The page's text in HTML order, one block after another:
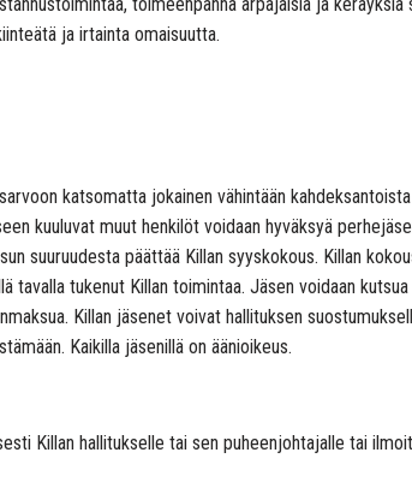
ja irtainta omaisuutta.
katsomatta jokainen vähintään
kuuluvat muut henkilöt voidaan hyväksyä
suuruudesta päättää Killan syyskokous. Killan
tukenut Killan toimintaa. Jäsen voidaan
Killan jäsenet voivat hallituksen
Kaikilla jäsenillä on äänioikeus.
Killan hallitukselle tai sen puheenjohtajalle tai